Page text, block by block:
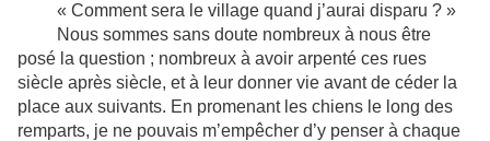
« Comment sera le village quand j’aurai disparu ? »
Nous sommes sans doute nombreux à nous être
posé la question ; nombreux à avoir arpenté ces rues
siècle après siècle, et à leur donner vie avant de céder la
place aux suivants. En promenant les chiens le long des
remparts, je ne pouvais m’empêcher d’y penser à chaque